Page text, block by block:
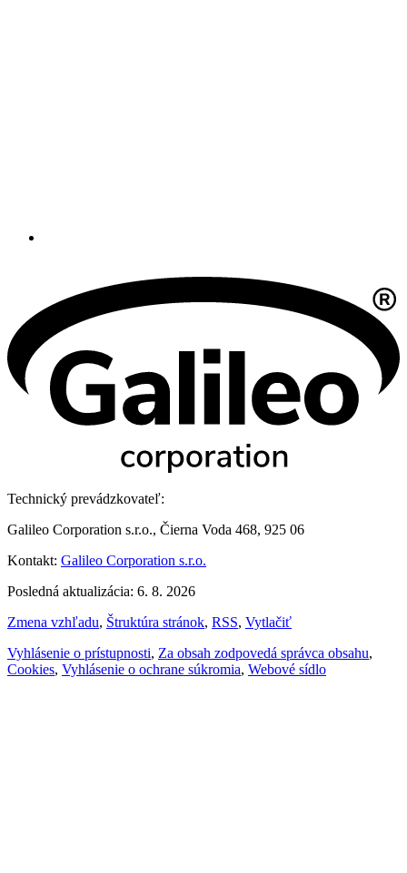
Technický prevádzkovateľ:
Galileo Corporation s.r.o., Čierna Voda 468, 925 06
Kontakt: Galileo Corporation s.r.o.
Posledná aktualizácia: 6. 8. 2026
Zmena vzhľadu, Štruktúra stránok, RSS, Vytlačiť
Vyhlásenie o prístupnosti, Za obsah zodpovedá správca obsahu,
Cookies, Vyhlásenie o ochrane súkromia, Webové sídlo